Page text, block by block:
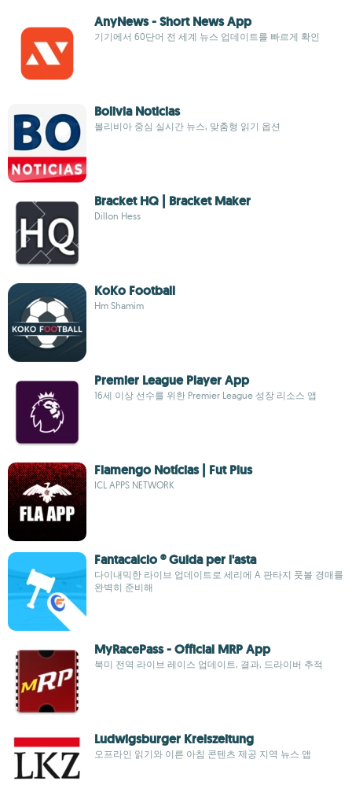
AnyNews - Short News App
기기에서 60단어 전 세계 뉴스 업데이트를 빠르게 확인
Bolivia Noticias
볼리비아 중심 실시간 뉴스, 맞춤형 읽기 옵션
Bracket HQ | Bracket Maker
Dillon Hess
KoKo Football
Hm Shamim
Premier League Player App
16세 이상 선수를 위한 Premier League 성장 리소스 앱
Flamengo Notícias | Fut Plus
ICL APPS NETWORK
Fantacalcio ® Guida per l'asta
다이내믹한 라이브 업데이트로 세리에 A 판타지 풋볼 경매를
완벽히 준비해
MyRacePass - Official MRP App
북미 전역 라이브 레이스 업데이트, 결과, 드라이버 추적
Ludwigsburger Kreiszeitung
오프라인 읽기와 이른 아침 콘텐츠 제공 지역 뉴스 앱